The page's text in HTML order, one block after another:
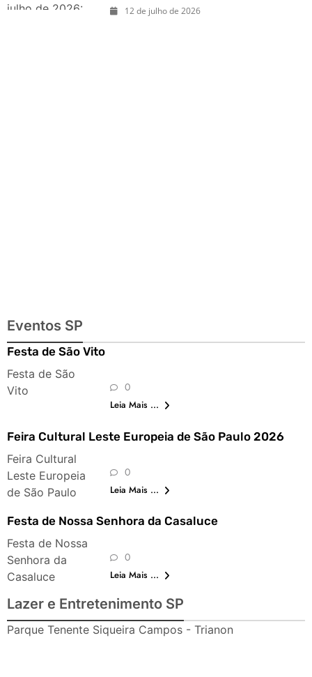
julho de 2026:
12 de julho de 2026
Eventos SP
Festa de São Vito
Festa de São
Vito
0
Leia Mais ...
Feira Cultural Leste Europeia de São Paulo 2026
Feira Cultural
Leste Europeia
de São Paulo
0
Leia Mais ...
Festa de Nossa Senhora da Casaluce
Festa de Nossa
Senhora da
Casaluce
0
Leia Mais ...
Lazer e Entretenimento SP
Parque Tenente Siqueira Campos - Trianon